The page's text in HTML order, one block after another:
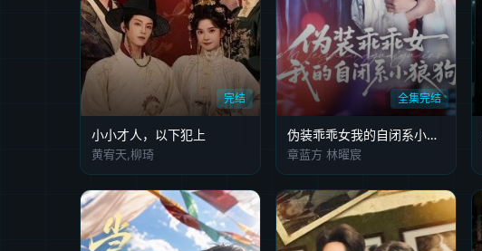
完结
小小才人，以下犯上
黄宥天,柳琦
全集完结
伪装乖乖女我的自闭系小狼狗
章蓝方 林曜宸